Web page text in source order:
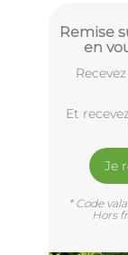
Remise
en
Et
Je
* Code
Hors